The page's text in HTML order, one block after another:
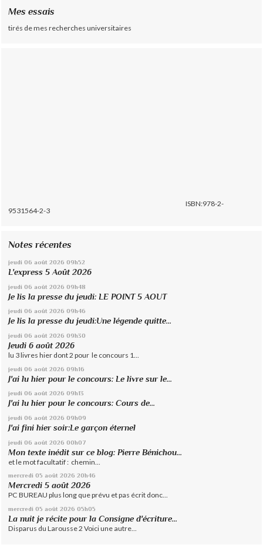
Mes essais
tirés de mes recherches universitaires
ISBN:978-2-
9531564-2-3
Notes récentes
jeudi 06 août 2026 09h52
L'express 5 Août 2026
jeudi 06 août 2026 09h48
Je lis la presse du jeudi: LE POINT 5 AOUT
jeudi 06 août 2026 09h46
Je lis la presse du jeudi:Une légende quitte...
jeudi 06 août 2026 09h30
Jeudi 6 août 2026
lu 3 livres hier dont 2 pour le concours 1...
jeudi 06 août 2026 09h16
J'ai lu hier pour le concours: Le livre sur le...
jeudi 06 août 2026 09h13
J'ai lu hier pour le concours: Cours de...
jeudi 06 août 2026 09h09
J'ai fini hier soir:Le garçon éternel
jeudi 06 août 2026 00h07
Mon texte inédit sur ce blog: Pierre Bénichou...
et le mot facultatif : chemin...
mercredi 05 août 2026 20h46
Mercredi 5 août 2026
PC BUREAU plus long que prévu et pas écrit donc...
mercredi 05 août 2026 05h05
La nuit je récite pour la Consigne d'écriture...
Disparus du Larousse 2 Voici une autre...